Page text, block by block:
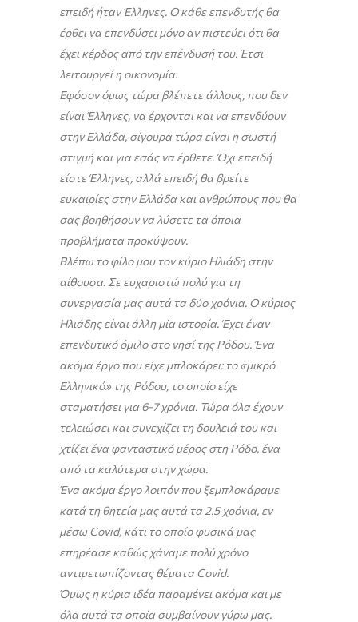
επειδή ήταν Έλληνες. Ο κάθε επενδυτής θα
έρθει να επενδύσει μόνο αν πιστεύει ότι θα
έχει κέρδος από την επένδυσή του. Έτσι
λειτουργεί η οικονομία.
Εφόσον όμως τώρα βλέπετε άλλους, που δεν
είναι Έλληνες, να έρχονται και να επενδύουν
στην Ελλάδα, σίγουρα τώρα είναι η σωστή
στιγμή και για εσάς να έρθετε. Όχι επειδή
είστε Έλληνες, αλλά επειδή θα βρείτε
ευκαιρίες στην Ελλάδα και ανθρώπους που θα
σας βοηθήσουν να λύσετε τα όποια
προβλήματα προκύψουν.
Βλέπω το φίλο μου τον κύριο Ηλιάδη στην
αίθουσα. Σε ευχαριστώ πολύ για τη
συνεργασία μας αυτά τα δύο χρόνια. Ο κύριος
Ηλιάδης είναι άλλη μία ιστορία. Έχει έναν
επενδυτικό όμιλο στο νησί της Ρόδου. Ένα
ακόμα έργο που είχε μπλοκάρει: το «μικρό
Ελληνικό» της Ρόδου, το οποίο είχε
σταματήσει για 6-7 χρόνια. Τώρα όλα έχουν
τελειώσει και συνεχίζει τη δουλειά του και
χτίζει ένα φανταστικό μέρος στη Ρόδο, ένα
από τα καλύτερα στην χώρα.
Ένα ακόμα έργο λοιπόν που ξεμπλοκάραμε
κατά τη θητεία μας αυτά τα 2.5 χρόνια, εν
μέσω Covid, κάτι το οποίο φυσικά μας
επηρέασε καθώς χάναμε πολύ χρόνο
αντιμετωπίζοντας θέματα Covid.
Όμως η κύρια ιδέα παραμένει ακόμα και με
όλα αυτά τα οποία συμβαίνουν γύρω μας.